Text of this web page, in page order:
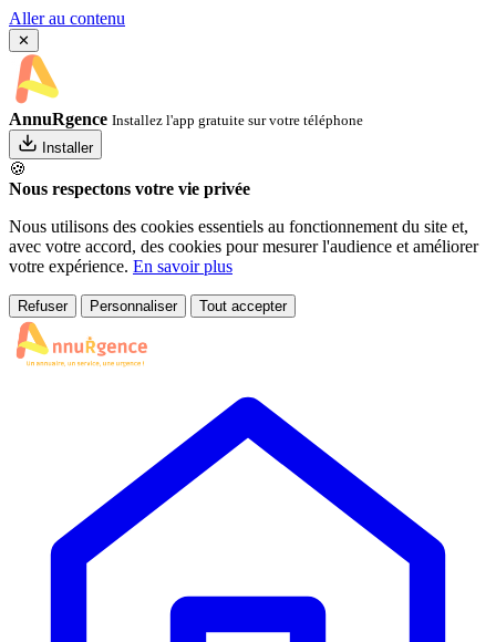
Aller au contenu
✕
AnnuRgence Installez l'app gratuite sur votre téléphone
Installer
🍪
Nous respectons votre vie privée
Nous utilisons des cookies essentiels au fonctionnement du site et,
avec votre accord, des cookies pour mesurer l'audience et améliorer
votre expérience. En savoir plus
Refuser Personnaliser Tout accepter